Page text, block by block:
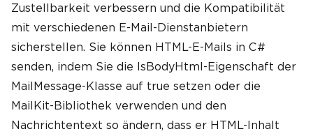
Zustellbarkeit verbessern und die Kompatibilität
mit verschiedenen E-Mail-Dienstanbietern
sicherstellen. Sie können HTML-E-Mails in C#
senden, indem Sie die IsBodyHtml-Eigenschaft der
MailMessage-Klasse auf true setzen oder die
MailKit-Bibliothek verwenden und den
Nachrichtentext so ändern, dass er HTML-Inhalt